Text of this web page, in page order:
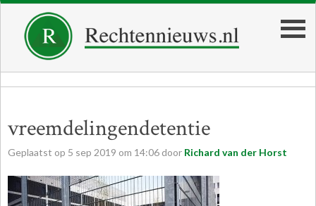
vreemdelingendetentie
Geplaatst op 5 sep 2019 om 14:06 door Richard van der Horst